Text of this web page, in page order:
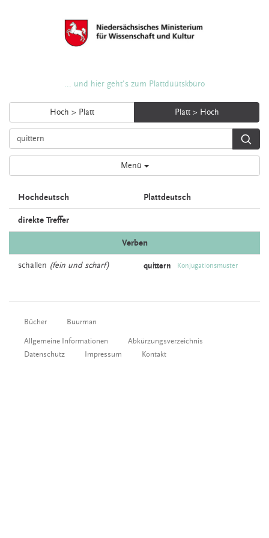
... und hier geht's zum Plattdüütskbüro
Hoch > Platt Platt > Hoch
Menü
Hochdeutsch Plattdeutsch
direkte Treffer
Verben
schallen (fein und scharf) quittern Konjugationsmuster
Bücher Buurman
Allgemeine Informationen
Abkürzungsverzeichnis
Datenschutz
Impressum Kontakt